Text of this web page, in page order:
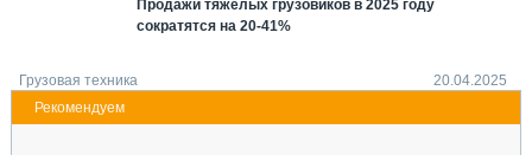
Продажи тяжёлых грузовиков в 2025 году
сократятся на 20-41%
Грузовая техника 20.04.2025